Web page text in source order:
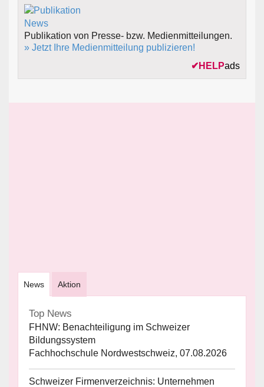
Publikation von Presse- bzw. Medienmitteilungen.
» Jetzt Ihre Medienmitteilung publizieren!
✔ HELPads
News Aktion
Top News
FHNW: Benachteiligung im Schweizer
Bildungssystem
Fachhochschule Nordwestschweiz, 07.08.2026
Schweizer Firmenverzeichnis: Unternehmen